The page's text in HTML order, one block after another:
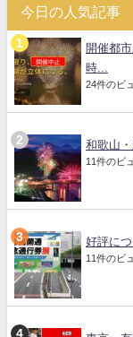
今日の人気記事
開催都
時...
24件のビ
和歌山
11件のビ
好評に
11件のビ